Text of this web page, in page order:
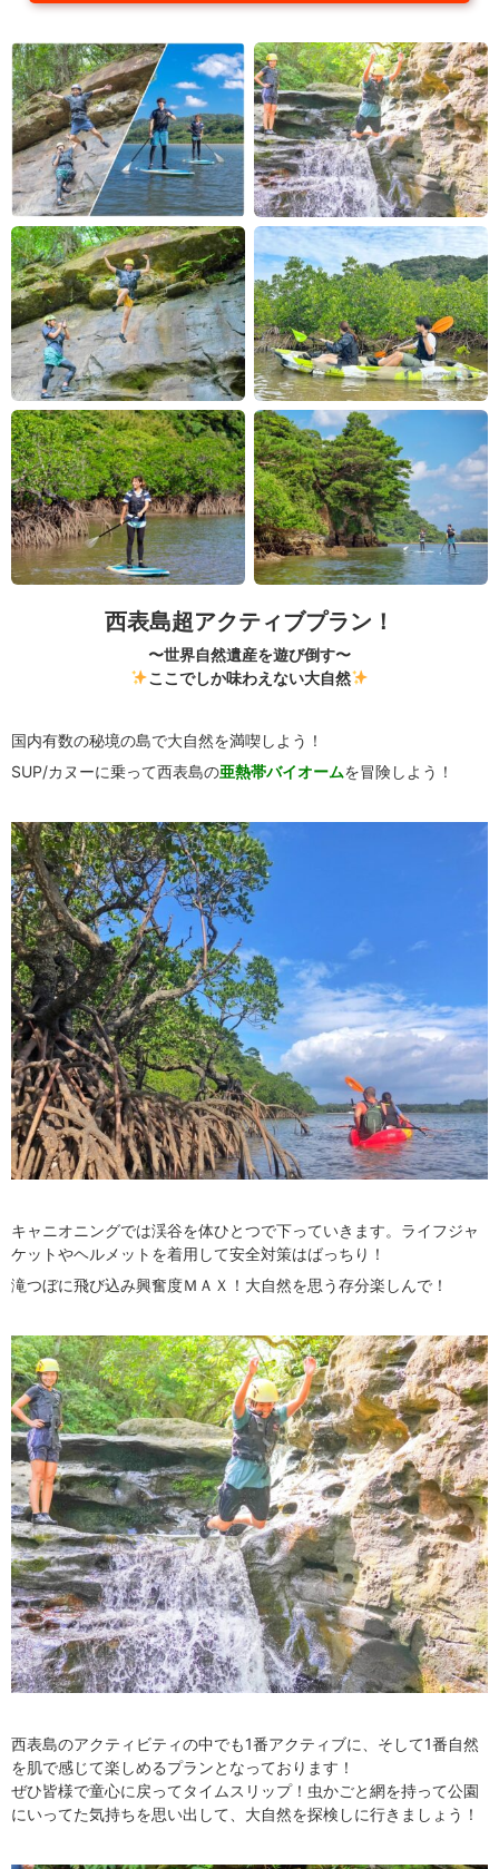
西表島超アクティブプラン！
〜世界自然遺産を遊び倒す〜
ここでしか味わえない大自然
国内有数の秘境の島で大自然を満喫しよう！
SUP/カヌーに乗って西表島の亜熱帯バイオームを冒険しよう！
キャニオニングでは渓谷を体ひとつで下っていきます。ライフジャ
ケットやヘルメットを着用して安全対策はばっちり！
滝つぼに飛び込み興奮度ＭＡＸ！大自然を思う存分楽しんで！
西表島のアクティビティの中でも1番アクティブに、そして1番自然
を肌で感じて楽しめるプランとなっております！
ぜひ皆様で童心に戻ってタイムスリップ！虫かごと網を持って公園
にいってた気持ちを思い出して、大自然を探検しに行きましょう！